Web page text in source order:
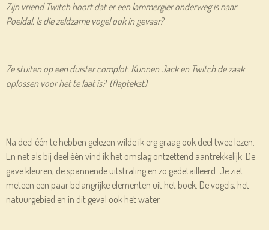
Zijn vriend Twitch hoort dat er een lammergier onderweg is naar
Poeldal. Is die zeldzame vogel ook in gevaar?
Ze stuiten op een duister complot. Kunnen Jack en Twitch de zaak
oplossen voor het te laat is? (flaptekst)
Na deel één te hebben gelezen wilde ik erg graag ook deel twee lezen.
En net als bij deel één vind ik het omslag ontzettend aantrekkelijk. De
gave kleuren, de spannende uitstraling en zo gedetailleerd. Je ziet
meteen een paar belangrijke elementen uit het boek. De vogels, het
natuurgebied en in dit geval ook het water.